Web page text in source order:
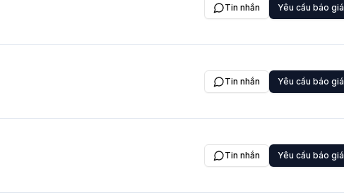
Tin nhắn Yêu cầu báo giá
Tin nhắn Yêu cầu báo giá
Tin nhắn Yêu cầu báo giá